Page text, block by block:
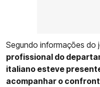
Segundo informações do
profissional do
italiano esteve
acompanhar o